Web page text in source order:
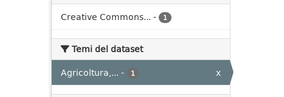
Creative Commons... - 1
Temi del dataset
Agricoltura,... - 1 x